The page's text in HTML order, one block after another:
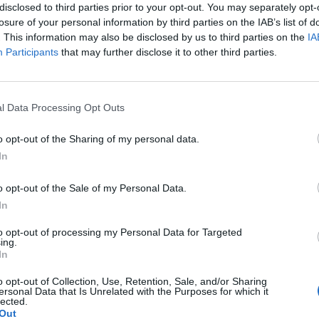
to third parties prior to your opt-out. You may separately
of your personal information by third parties on the IAB’s list of
This information may also be disclosed by us to third parties on the
Participants that may further disclose it to other third parties.
Data Processing Opt Outs
opt-out of the Sharing of my personal data.
opt-out of the Sale of my Personal Data.
opt-out of processing my Personal Data for Targeted
opt-out of Collection, Use, Retention, Sale, and/or Sharing
Data that Is Unrelated with the Purposes for which it
ed espulsione) e sottoposti ad un
di espulsione privo di fondamento
impossibile da applicare. Sarà
e con la rete dei servizi
rischio di essere denunciati e
Rudy Giuliani a Come States?
americana